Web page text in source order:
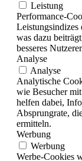
Leistung
Performance-
Leistungsindizes
was dazu
besseres
Analyse
Analyse
Analytische
wie Besucher
helfen dabei,
Absprungrate,
ermitteln.
Werbung
Werbung
Werbe-Cookies